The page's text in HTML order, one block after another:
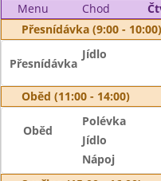
Menu Chod
Přesnídávka (9:00 - 10:00)
Přesnídávka
Jídlo
Oběd (11:00 - 14:00)
Oběd
Polévka
Jídlo
Nápoj